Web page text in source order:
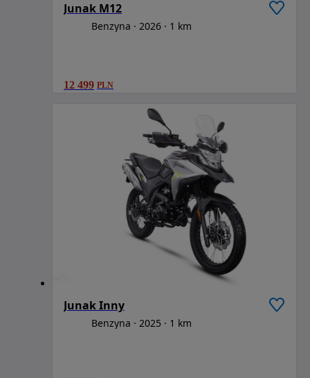
Junak M12
Benzyna 2026 1 km
12 499 PLN
Junak Inny
Benzyna 2025 1 km